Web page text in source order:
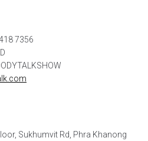
7356
Sukhumvit Rd, Phra Khanong